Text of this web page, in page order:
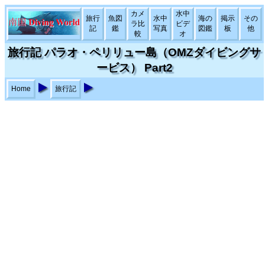
旅行
記
魚図
鑑
カメ
ラ比
較
水中
写真
水中
ビデ
オ
海の
図鑑
掲示
板
その
他
旅行記 パラオ・ペリリュー島（OMZダイビングサ
ービス） Part2
Home 旅行記